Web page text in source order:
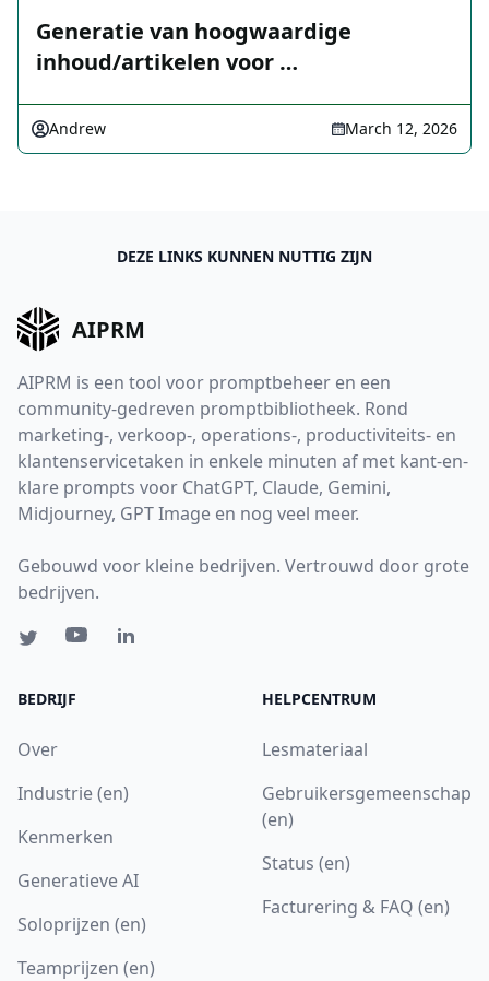
Generatie van hoogwaardige
inhoud/artikelen voor …
Andrew March 12, 2026
DEZE LINKS KUNNEN NUTTIG ZIJN
AIPRM
AIPRM is een tool voor promptbeheer en een
community-gedreven promptbibliotheek. Rond
marketing-, verkoop-, operations-, productiviteits- en
klantenservicetaken in enkele minuten af met kant-en-
klare prompts voor ChatGPT, Claude, Gemini,
Midjourney, GPT Image en nog veel meer.
Gebouwd voor kleine bedrijven. Vertrouwd door grote
bedrijven.
BEDRIJF
Over
Industrie (en)
Kenmerken
Generatieve AI
Soloprijzen (en)
Teamprijzen (en)
HELPCENTRUM
Lesmateriaal
Gebruikersgemeenschap
(en)
Status (en)
Facturering & FAQ (en)